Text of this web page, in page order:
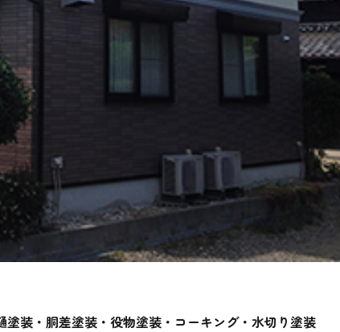
塗装・胴差塗装・役物塗装・コーキング・水切り塗装